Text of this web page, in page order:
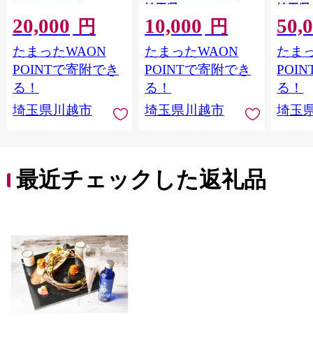
20,000 円
たまったWAON
POINTで寄附でき
る！
埼玉県川越市
埼玉県
10,000 円
たまったWAON
POINTで寄附でき
る！
埼玉県川越市
埼玉県
たま
る！
埼玉
最近チェックした返礼品